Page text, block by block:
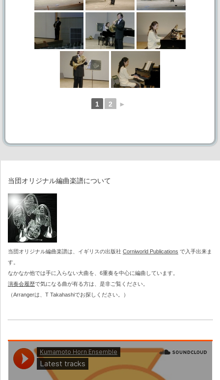
1 2 ►
当団オリジナル編曲楽譜について
当団オリジナル編曲楽譜は、イギリスの出版社 Corniworld Publications で入手出来ま
す。
なかなか他では手に入らない大曲を、6重奏を中心に編曲しています。
演奏会履歴で気になる曲が有る方は、是非ご覧ください。
（Arrangerは、T Takahashiでお探しください。）
第49回定期演奏会
第48回定期演奏会
第47回定期演奏会
第41回定期演奏会
第31回～第40回定期演奏会
第39回定期演奏会
第36回定期演奏会